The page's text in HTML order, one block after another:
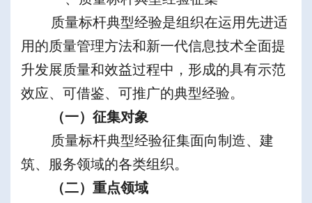
质量标杆典型经验是组织在运用先进适
用的质量管理方法和新一代信息技术全面提
升发展质量和效益过程中，形成的具有示范
效应、可借鉴、可推广的典型经验。
（一） 征集对象
质量标杆典型经验征集面向制造、建
筑、服务领域的各类组织。
（二） 重点领域